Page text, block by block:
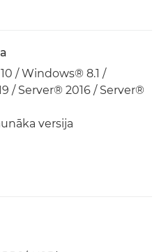
/ Windows® 8.1 /
/ Server® 2016 / Server®
versija